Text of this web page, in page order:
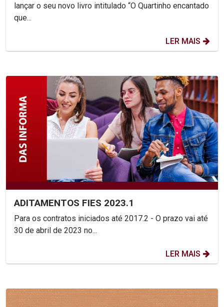
lançar o seu novo livro intitulado “O Quartinho encantado
que...
LER MAIS
ADITAMENTOS FIES 2023.1
Para os contratos iniciados até 2017.2 - O prazo vai até
30 de abril de 2023 no...
LER MAIS